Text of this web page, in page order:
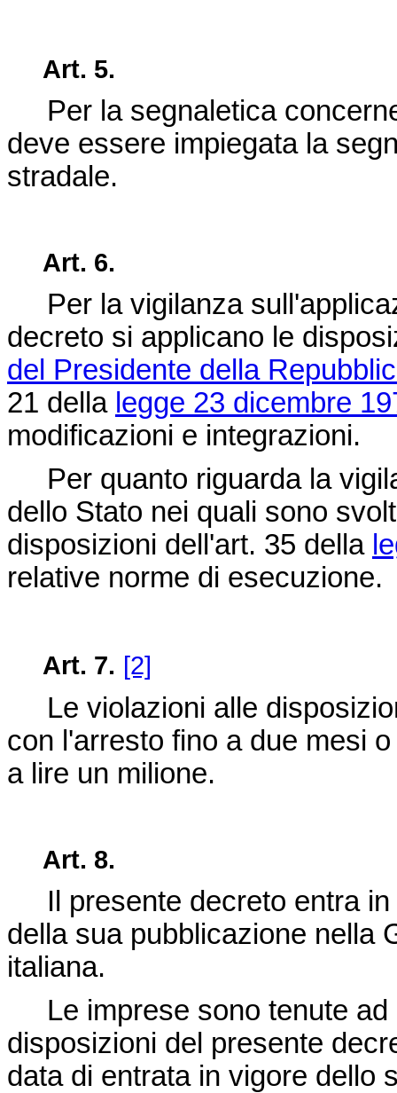
Art. 5.
Per la segnaletica
deve essere impiegata la
stradale.
Art. 6.
Per la vigilanza
decreto si applicano le
del Presidente della
21 della legge 23 dicembre
modificazioni e integrazioni.
Per quanto riguarda la
dello Stato nei quali sono
disposizioni dell'art. 35 della
relative norme di esecuzione.
Art. 7. [2]
Le violazioni alle
con l'arresto fino a due mesi
a lire un milione.
Art. 8.
Il presente decreto entra in
della sua pubblicazione nella
italiana.
Le imprese sono tenute ad
disposizioni del presente
data di entrata in vigore dello